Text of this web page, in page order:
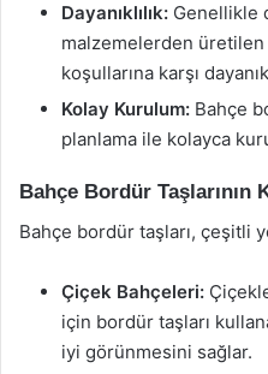
Dayanıklılık: Genellikle
malzemelerden üretilen
koşullarına karşı
Kolay Kurulum: Bahçe
planlama ile kolayca
Bahçe Bordür Taşlarının
Bahçe bordür taşları, çeşitli
Çiçek Bahçeleri:
için bordür taşları
iyi görünmesini sağlar.